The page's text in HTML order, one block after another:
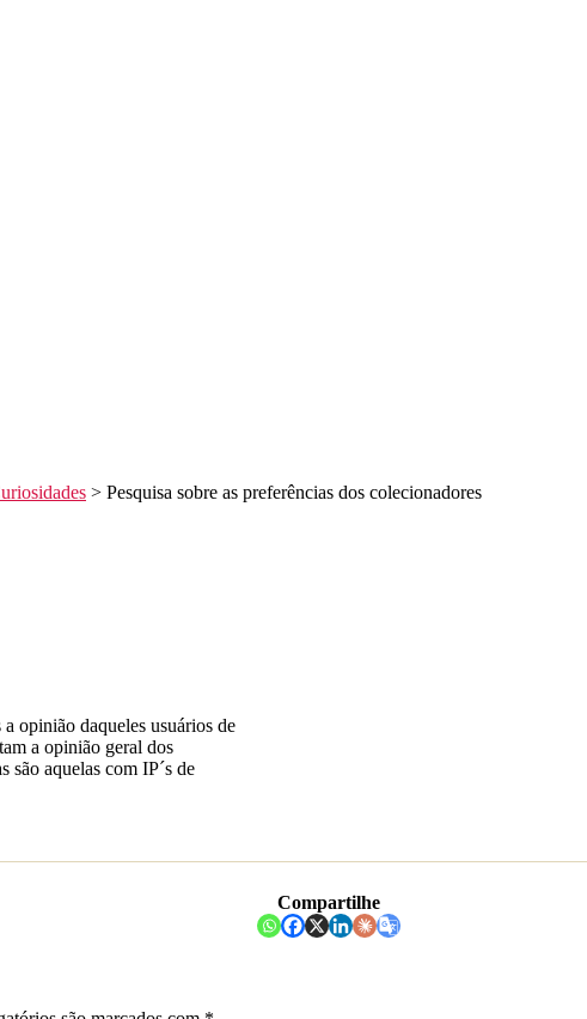
> Pesquisa sobre as preferências dos colecionadores
opinião daqueles usuários de
a opinião geral dos
são aquelas com IP´s de
Compartilhe